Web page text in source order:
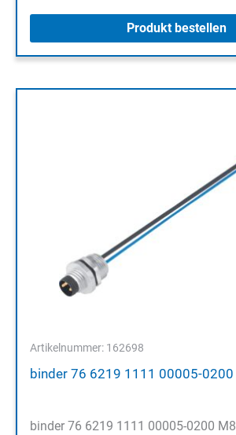
Produkt bestellen
Artikelnummer: 162698
binder 76 6219 1111 00005-0200
binder 76 6219 1111 00005-0200 M8